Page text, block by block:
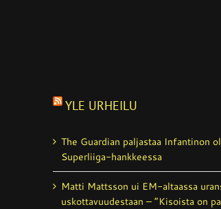
YLE URHEILU
The Guardian paljastaa Infantinon
Superliiga-hankkeessa
Matti Mattsson ui EM-altaassa
uskottavuudestaan – ”Kisoista on